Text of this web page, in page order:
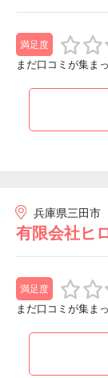
満足度
まだ口コミが集ま
兵庫県三田市
有限会社ヒ
満足度
まだ口コミが集ま